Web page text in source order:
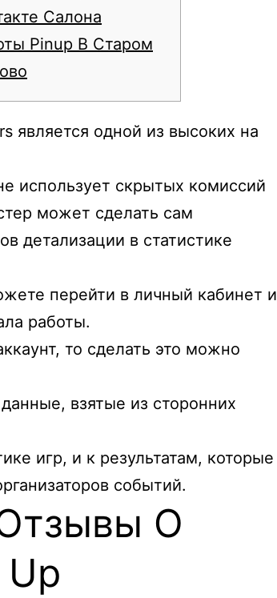
Салона
Pinup В Старом
является одной из высоких на
использует скрытых комиссий
может сделать сам
детализации в статистике
перейти в личный кабинет и
работы.
то сделать это можно
взятые из сторонних
игр, и к результатам, которые
событий.
О